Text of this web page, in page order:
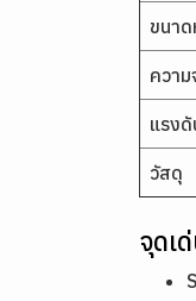
ขนา
ความ
แรงดั
วัสดุ
จุดเ